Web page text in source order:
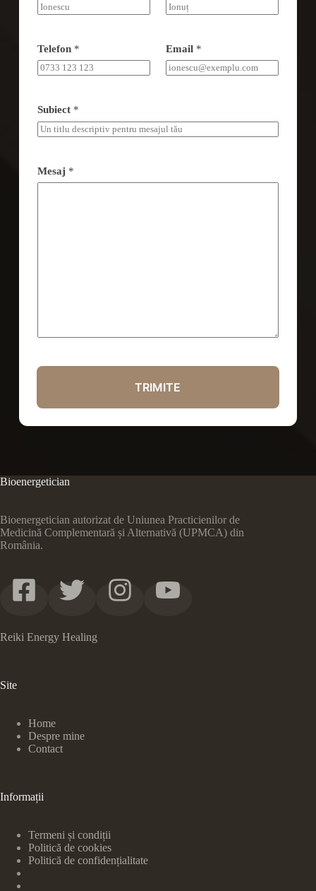
Telefon * Email *
Subiect *
Mesaj *
TRIMITE
Bioenergetician
Bioenergetician autorizat de Uniunea Practicienilor de
Medicină Complementară și Alternativă (UPMCA) din
România.
Reiki Energy Healing
Site
Home
Despre mine
Contact
Informații
Termeni și condiții
Politică de cookies
Politică de confidențialitate